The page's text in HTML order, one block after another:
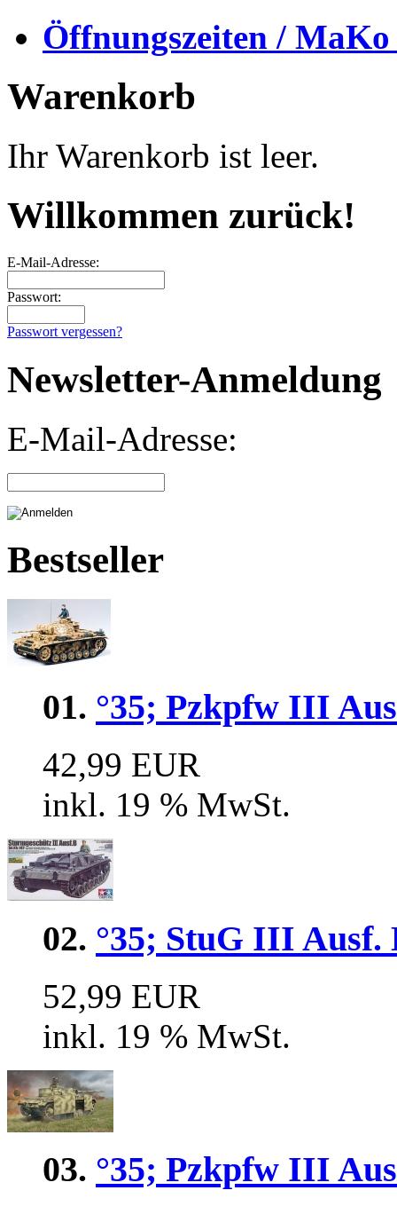
Öffnungszeiten /
Warenkorb
Ihr Warenkorb ist leer.
Willkommen zurück!
E-Mail-Adresse:
Passwort:
Passwort vergessen?
Newsletter-Anmeldung
E-Mail-Adresse:
Bestseller
01. °35; Pzkpfw III
42,99 EUR
inkl. 19 % MwSt.
02. °35; StuG III
52,99 EUR
inkl. 19 % MwSt.
03. °35; Pzkpfw III